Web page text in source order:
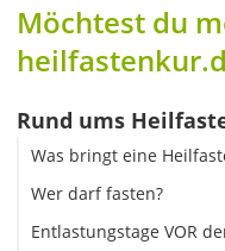
Möchtest du
Rund ums
Was bringt eine
Wer darf fasten?
Entlastungstage VOR